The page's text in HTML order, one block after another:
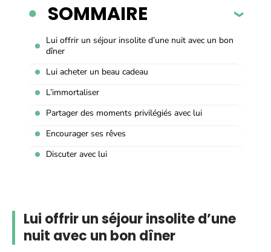
SOMMAIRE
Lui offrir un séjour insolite d’une nuit avec un bon
dîner
Lui acheter un beau cadeau
L’immortaliser
Partager des moments privilégiés avec lui
Encourager ses rêves
Discuter avec lui
Lui offrir un séjour insolite d’une
nuit avec un bon dîner